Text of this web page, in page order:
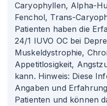
Caryophyllen, Alpha-
Fenchol, Trans-
Patienten haben die
24/1 IUVO OC bei
Muskeldystrophie,
Appetitlosigkeit,
kann. Hinweis: Diese
Angaben und
Patienten und können